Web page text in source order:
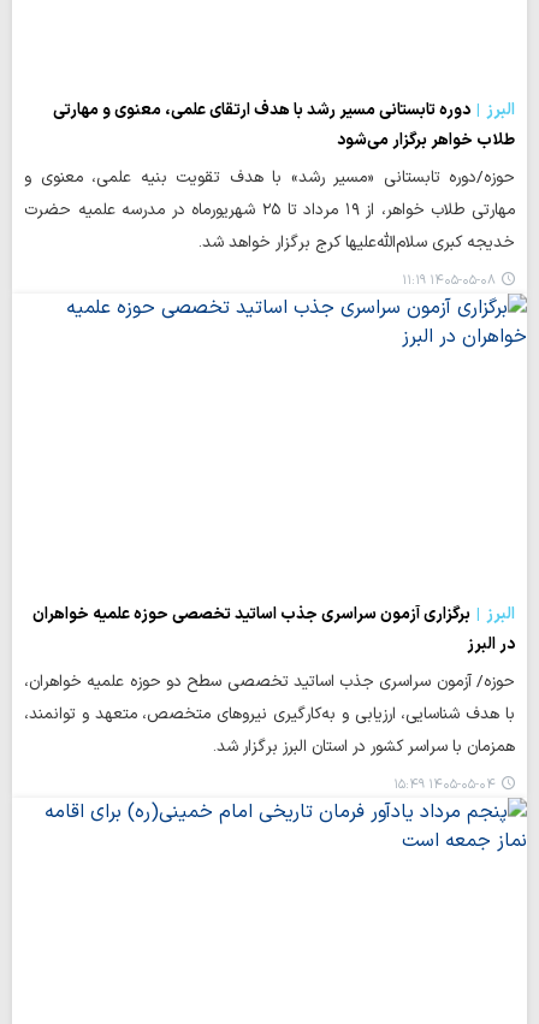
البرز
دوره تابستانی مسیر رشد با هدف ارتقای علمی، معنوی و مهارتی
طلاب خواهر برگزار می‌شود
حوزه/دوره تابستانی «مسیر رشد» با هدف تقویت بنیه علمی، معنوی و
مهارتی طلاب خواهر، از ۱۹ مرداد تا ۲۵ شهریورماه در مدرسه علمیه حضرت
خدیجه کبری سلام‌الله‌علیها کرج برگزار خواهد شد.
۱۴۰۵-۰۵-۰۸ ۱۱:۱۹
البرز
برگزاری آزمون سراسری جذب اساتید تخصصی حوزه علمیه خواهران
در البرز
حوزه/ آزمون سراسری جذب اساتید تخصصی سطح دو حوزه علمیه خواهران،
با هدف شناسایی، ارزیابی و به‌کارگیری نیروهای متخصص، متعهد و توانمند،
همزمان با سراسر کشور در استان البرز برگزار شد.
۱۴۰۵-۰۵-۰۴ ۱۵:۴۹